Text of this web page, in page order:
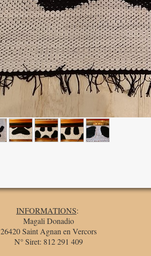
INFORMATIONS:
Magali Donadio
26420 Saint Agnan en Vercors
N° Siret: 812 291 409